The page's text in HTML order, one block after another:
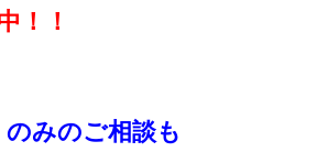
！！
のみのご相談も